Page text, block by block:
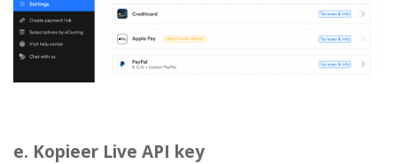
e. Kopieer Live API key